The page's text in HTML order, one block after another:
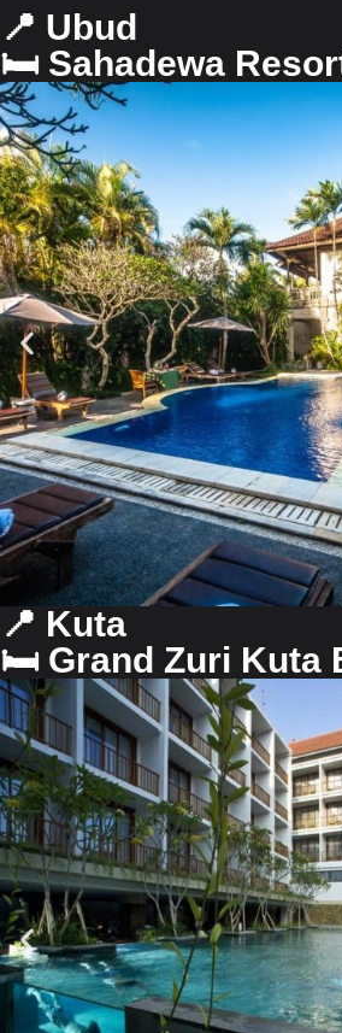
📍 Ubud
🛏 Sahadewa Resort
📍 Kuta
🛏 Grand Zuri Kuta